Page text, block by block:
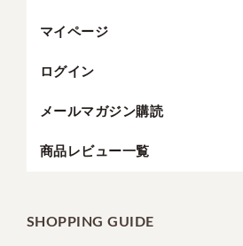
マイページ
ログイン
メールマガジン購読
商品レビュー一覧
SHOPPING GUIDE